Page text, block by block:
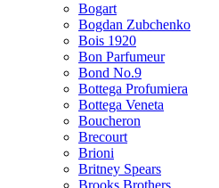
Bogart
Bogdan Zubchenko
Bois 1920
Bon Parfumeur
Bond No.9
Bottega Profumiera
Bottega Veneta
Boucheron
Brecourt
Brioni
Britney Spears
Brooks Brothers